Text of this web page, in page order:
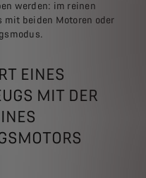
werden: im reinen
mit beiden Motoren oder
EINES
MIT DER